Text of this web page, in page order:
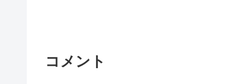
コメント